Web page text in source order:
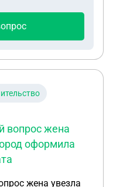
вопрос жена
оформила
жена увезла